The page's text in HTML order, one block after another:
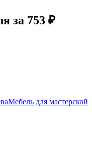
за 753 ₽
Мебель для мастерской